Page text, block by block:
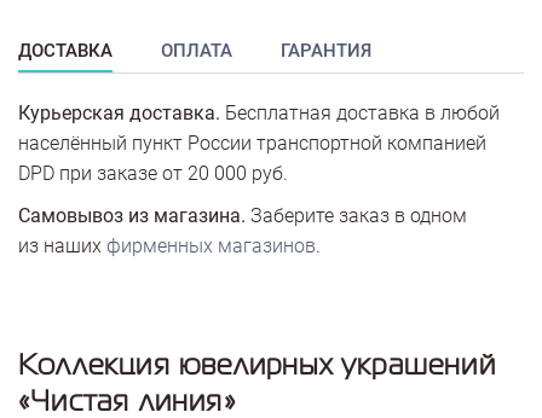
ДОСТАВКА ОПЛАТА ГАРАНТИЯ
Курьерская доставка. Бесплатная доставка в любой
населённый пункт России транспортной компанией
DPD при заказе от 20 000 руб.
Самовывоз из магазина. Заберите заказ в одном
из наших фирменных магазинов.
Коллекция ювелирных украшений
«Чистая линия»